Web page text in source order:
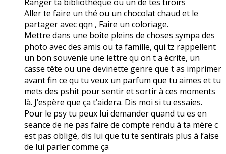
Aller te faire un thé ou un chocolat chaud et le
partager avec qqn , Faire un coloriage.
Mettre dans une boîte pleins de choses sympa des
photo avec des amis ou ta famille, qui tz rappellent
un bon souvenie une lettre qu on t a écrite, un
casse tête ou une devinette genre que t as imprimer
avant fin ce qu tu veux un parfum que tu aimes et tu
mets des pshit pour sentir et sortir à ces moments
là. J’espère que ça t’aidera. Dis moi si tu essaies.
Pour le psy tu peux lui demander quand tu es en
seance de ne pas faire de compte rendu à ta mère c
est pas obligé, dis lui que tu te sentirais plus à l’aise
de lui parler comme ça